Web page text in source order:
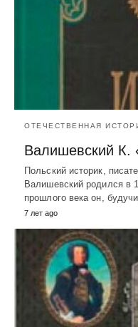
ОТЕЧЕСТВЕННАЯ
Валишевский К.
Польский историк,
Валишевский родился в
прошлого века он,
7 лет ago